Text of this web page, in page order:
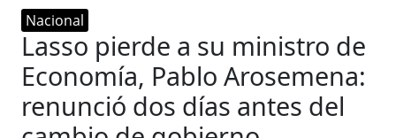
Nacional
Lasso pierde a su ministro de
Economía, Pablo Arosemena:
renunció dos días antes del